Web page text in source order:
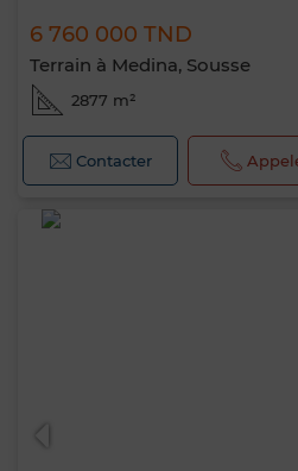
6 760 000 TND
Terrain à Medina, Sousse
2877 m²
Contacter